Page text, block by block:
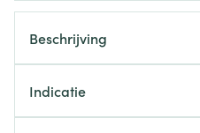
Beschrijving
Indicatie